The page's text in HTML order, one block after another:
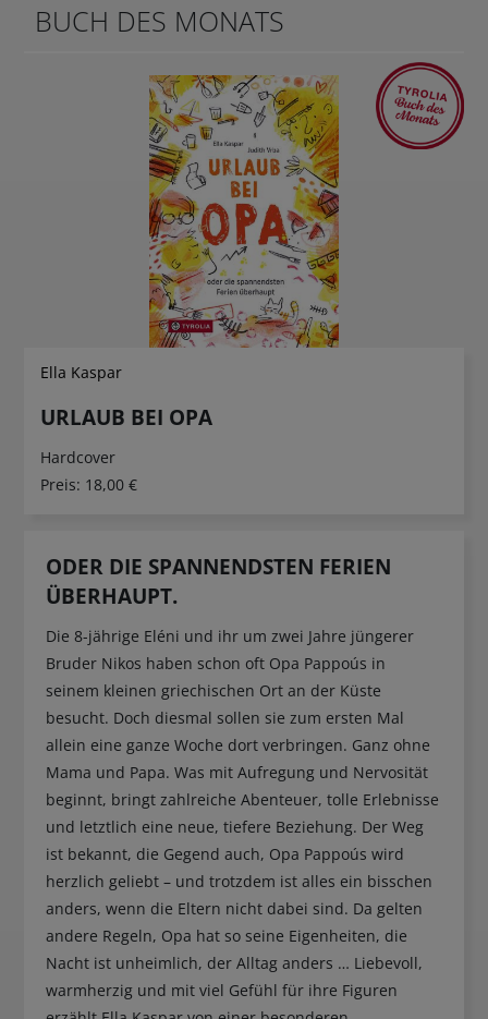
BUCH DES MONATS
Ella Kaspar
URLAUB BEI OPA
Hardcover
Preis: 18,00 €
ODER DIE SPANNENDSTEN FERIEN
ÜBERHAUPT.
Die 8-jährige Eléni und ihr um zwei Jahre jüngerer
Bruder Nikos haben schon oft Opa Pappoús in
seinem kleinen griechischen Ort an der Küste
besucht. Doch diesmal sollen sie zum ersten Mal
allein eine ganze Woche dort verbringen. Ganz ohne
Mama und Papa. Was mit Aufregung und Nervosität
beginnt, bringt zahlreiche Abenteuer, tolle Erlebnisse
und letztlich eine neue, tiefere Beziehung. Der Weg
ist bekannt, die Gegend auch, Opa Pappoús wird
herzlich geliebt – und trotzdem ist alles ein bisschen
anders, wenn die Eltern nicht dabei sind. Da gelten
andere Regeln, Opa hat so seine Eigenheiten, die
Nacht ist unheimlich, der Alltag anders … Liebevoll,
warmherzig und mit viel Gefühl für ihre Figuren